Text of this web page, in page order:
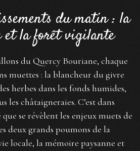
du matin : la
et la forêt vigilante
du Quercy Bouriane, chaque
muettes : la blancheur du givre
herbes dans les fonds humides,
les châtaigneraies. C’est dans
se révèlent les enjeux muets de
deux grands poumons de la
locale, la mémoire paysanne et